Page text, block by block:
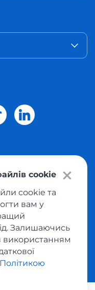
права захищені
викупу товарів
cookie
cookie та
вам у
Залишаючись
використанням
Політикою